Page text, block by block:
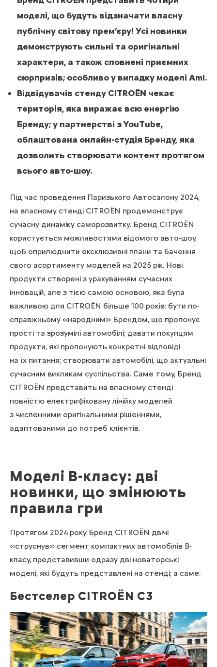
моделі, що будуть відзначати власну
публічну світову прем’єру! Усі новинки
демонструють сильні та оригінальні
характери, а також сповнені приємних
сюрпризів; особливо у випадку моделі Ami.
Відвідувачів стенду CITROЁN чекає
територія, яка виражає всю енергію
Бренду; у партнерстві з YouTube,
облаштована онлайн-студія Бренду, яка
дозволить створювати контент протягом
всього авто-шоу.
Під час проведення Паризького Автосалону 2024,
на власному стенді CITROЁN продемонструє
сучасну динаміку саморозвитку. Бренд CITROЁN
користується можливостями відомого авто-шоу,
щоб оприлюднити ексклюзивні плани та бачення
свого асортименту моделей на 2025 рік. Нові
продукти створені з урахуванням сучасних
інновацій, але з тією самою основою, яка була
важливою для CITROЁN більше 100 років: бути по-
справжньому «народним» Брендом, що пропонує
прості та зрозумілі автомобілі; давати покупцям
продукти, які пропонують конкретні відповіді
на їх питання; створювати автомобілі, що актуальні
сучасним викликам суспільства. Саме тому, Бренд
CITROЁN представить на власному стенді
повністю електрифіковану лінійку моделей
з численними оригінальними рішеннями,
адаптованими до потреб клієнтів.
Моделі В-класу: дві
новинки, що змінюють
правила гри
Протягом 2024 року Бренд CITROЁN двічі
«струснув» сегмент компактних автомобілів B-
класу, представивши одразу дві новаторські
моделі, які будуть представлені на стенді; а саме:
Бестселер CITROЁN С3